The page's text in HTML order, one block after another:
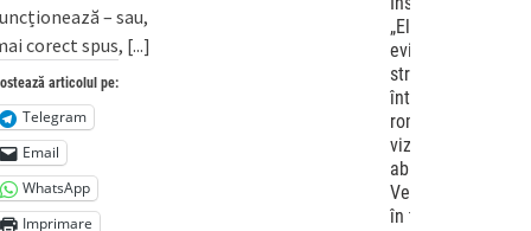
– sau,
corect spus, [...]
articolul pe:
Telegram
Email
WhatsApp
Imprimare
„Elie Wiesel”,
evită pe
stradă
întrebările
românlor
vizați de
abuziva lege
Vexler chiar
în timp ce